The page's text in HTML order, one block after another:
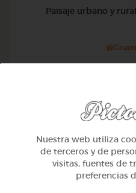
Paisaje urbano y
Nuestra web utiliza
de terceros y de
visitas, fuentes de
preferencias